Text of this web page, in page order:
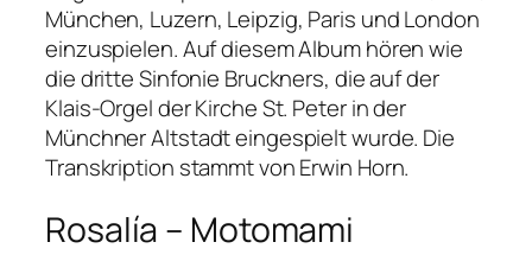
München, Luzern, Leipzig, Paris und London
einzuspielen. Auf diesem Album hören wie
die dritte Sinfonie Bruckners, die auf der
Klais-Orgel der Kirche St. Peter in der
Münchner Altstadt eingespielt wurde. Die
Transkription stammt von Erwin Horn.
Rosalía – Motomami